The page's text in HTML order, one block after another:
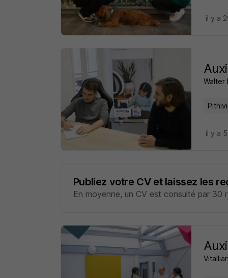
il y a
Walter
il y a
Publiez votre CV et laissez les
En moyenne, un CV est consulté par 30